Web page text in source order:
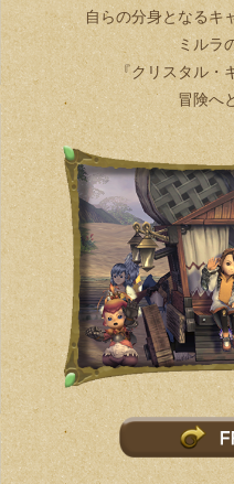
自らの分身となるキ
ミルラ
『クリスタル・
冒険へ